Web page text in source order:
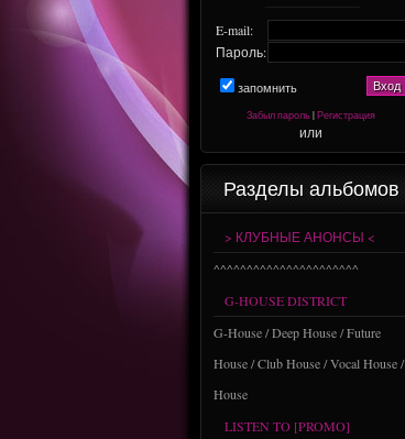
E-mail:
Пароль:
запомнить
Забыл пароль|Регистрация
или
Разделы альбомов
> КЛУБНЫЕ АНОНСЫ <
^^^^^^^^^^^^^^^^^^^^^^
G-HOUSE DISTRICT
G-House / Deep House / Future
House / Club House / Vocal House /
House
LISTEN TO [PROMO]